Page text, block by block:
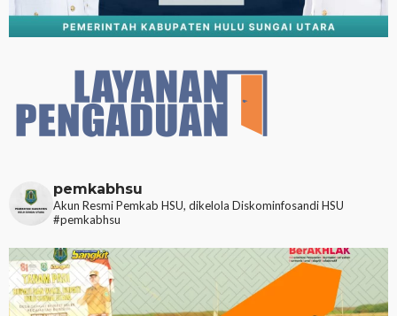
pemkabhsu
Akun Resmi Pemkab HSU, dikelola Diskominfosandi HSU
#pemkabhsu